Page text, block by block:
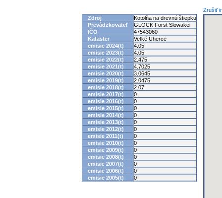
Zrušiť
Zdroj
Kotolňa na drevnú štiepku
Prevádzkovateľ
GLOCK Forst Slowakei
IČO
47543060
Kataster
Veľké Uherce
emisie 2024(t)
4.05
emisie 2023(t)
4.05
emisie 2022(t)
2.475
emisie 2021(t)
4.7025
emisie 2020(t)
3.0645
emisie 2019(t)
2.0475
emisie 2018(t)
2.07
emisie 2017(t)
0
emisie 2016(t)
0
emisie 2015(t)
0
emisie 2014(t)
0
emisie 2013(t)
0
emisie 2012(t)
0
emisie 2011(t)
0
emisie 2010(t)
0
emisie 2009(t)
0
emisie 2008(t)
0
emisie 2007(t)
0
emisie 2006(t)
0
emisie 2005(t)
0